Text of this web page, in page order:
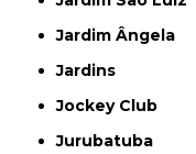
Jardim Ângela
Jardins
Jockey Club
Jurubatuba